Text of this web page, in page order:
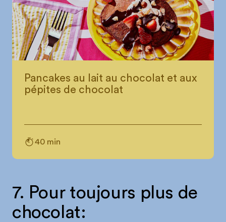
Pancakes au lait au chocolat et aux
pépites de chocolat
40 min
7. Pour toujours plus de
chocolat: